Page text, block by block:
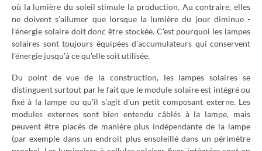
où la lumière du soleil stimule la production. Au contraire, elles
ne doivent s'allumer que lorsque la lumière du jour diminue -
l'énergie solaire doit donc être stockée. C'est pourquoi les lampes
solaires sont toujours équipées d'accumulateurs qui conservent
l'énergie jusqu'à ce qu'elle soit utilisée.
Du point de vue de la construction, les lampes solaires se
distinguent surtout par le fait que le module solaire est intégré ou
fixé à la lampe ou qu'il s'agit d'un petit composant externe. Les
modules externes sont bien entendu câblés à la lampe, mais
peuvent être placés de manière plus indépendante de la lampe
(par exemple dans un endroit plus ensoleillé dans un périmètre